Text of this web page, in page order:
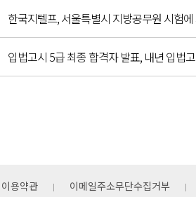
한국지텔프, 서울특별시 지방공무원 시험
입법고시 5급 최종 합격자 발표, 내년 입법
이용약관 이메일주소무단수집거부